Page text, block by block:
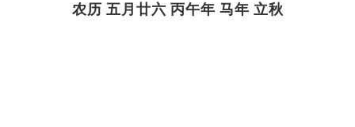
农历 五月廿六 丙午年 马年 立秋